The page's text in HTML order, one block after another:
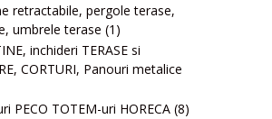
retractabile, pergole terase,
umbrele terase (1)
inchideri TERASE si
CORTURI, Panouri metalice
PECO TOTEM-uri HORECA (8)